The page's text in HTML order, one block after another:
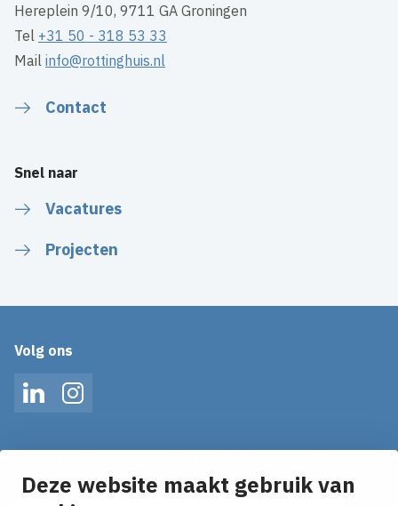
Deze website maakt gebruik van
Hereplein 9/10, 9711 GA Groningen
Tel +31 50 - 318 53 33
Mailinfo@rottinghuis.nl
Contact
Snel naar
Vacatures
Projecten
Volg ons
LinkedInInstagram
Ontvang onze nieuws alerts in je mailbox!